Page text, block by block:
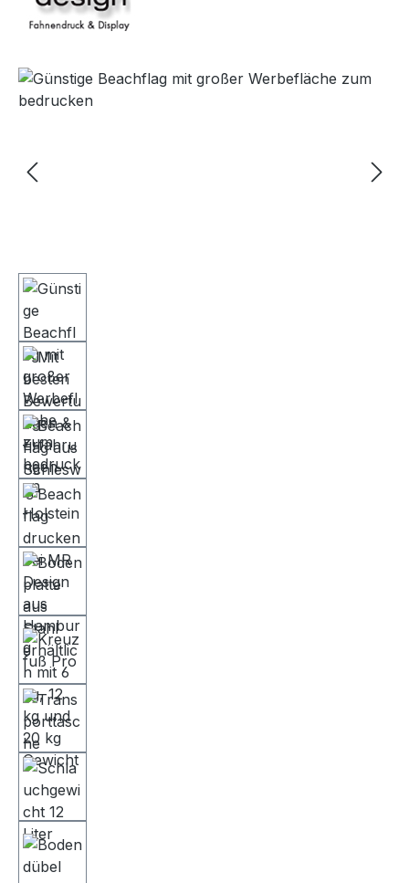
Bildergalerie überspringen